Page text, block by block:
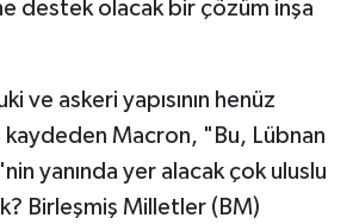
destek olacak bir çözüm inşa
ve askeri yapısının henüz
kaydeden Macron, "Bu, Lübnan
yanında yer alacak çok uluslu
Birleşmiş Milletler (BM)